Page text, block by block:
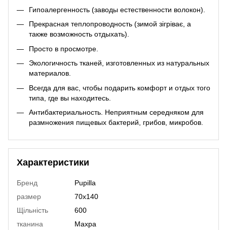
Гипоалергенность (заводы естественности волокон).
Прекрасная теплопроводность (зимой зігріває, а
также возможность отдыхать).
Просто в просмотре.
Экологичность тканей, изготовленных из натуральных
материалов.
Всегда для вас, чтобы подарить комфорт и отдых того
типа, где вы находитесь.
Антибактериальность. Неприятным середняком для
размножения пищевых бактерий, грибов, микробов.
Характеристики
Бренд
Pupilla
размер
70х140
Щільність
600
тканина
Махра